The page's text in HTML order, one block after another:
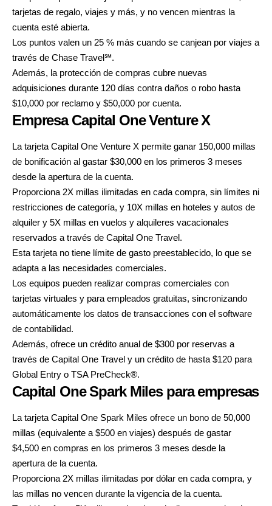
tarjetas de regalo, viajes y más, y no vencen mientras la
cuenta esté abierta.
Los puntos valen un 25 % más cuando se canjean por viajes a
través de Chase Travel℠.
Además, la protección de compras cubre nuevas
adquisiciones durante 120 días contra daños o robo hasta
$10,000 por reclamo y $50,000 por cuenta.
Empresa Capital One Venture X
La tarjeta Capital One Venture X permite ganar 150,000 millas
de bonificación al gastar $30,000 en los primeros 3 meses
desde la apertura de la cuenta.
Proporciona 2X millas ilimitadas en cada compra, sin límites ni
restricciones de categoría, y 10X millas en hoteles y autos de
alquiler y 5X millas en vuelos y alquileres vacacionales
reservados a través de Capital One Travel.
Esta tarjeta no tiene límite de gasto preestablecido, lo que se
adapta a las necesidades comerciales.
Los equipos pueden realizar compras comerciales con
tarjetas virtuales y para empleados gratuitas, sincronizando
automáticamente los datos de transacciones con el software
de contabilidad.
Además, ofrece un crédito anual de $300 por reservas a
través de Capital One Travel y un crédito de hasta $120 para
Global Entry o TSA PreCheck®.
Capital One Spark Miles para empresas
La tarjeta Capital One Spark Miles ofrece un bono de 50,000
millas (equivalente a $500 en viajes) después de gastar
$4,500 en compras en los primeros 3 meses desde la
apertura de la cuenta.
Proporciona 2X millas ilimitadas por dólar en cada compra, y
las millas no vencen durante la vigencia de la cuenta.